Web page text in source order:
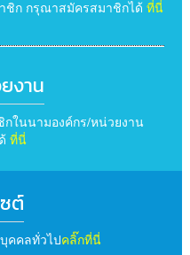
ชิก กรุณาสมัครสมาชิกได้ ที่นี่
งาน
ในนามองค์กร/หน่วยงาน
ที่นี่
ต์
คคลทั่วไปคลิ๊กที่นี่